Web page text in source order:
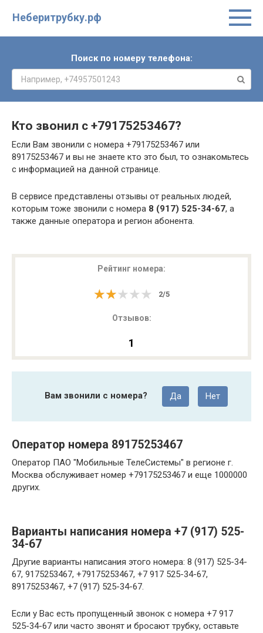
Неберитрубку.рф
Поиск по номеру телефона:
Кто звонил с +79175253467?
Если Вам звонили с номера +79175253467 или
89175253467 и вы не знаете кто это был, то ознакомьтесь
с информацией на данной странице.
В сервисе представлены отзывы от реальных людей,
которым тоже звонили с номера 8 (917) 525-34-67, а
также данные оператора и регион абонента.
Рейтинг номера:
★★★★★
★★★★★ 2/5
Отзывов:
1
Вам звонили с номера? Да Нет
Оператор номера 89175253467
Оператор ПАО "Мобильные ТелеСистемы" в регионе г.
Москва обслуживает номер +79175253467 и еще 1000000
других.
Варианты написания номера +7 (917) 525-
34-67
Другие варианты написания этого номера: 8 (917) 525-34-
67, 9175253467, +79175253467, +7 917 525-34-67,
89175253467, +7 (917) 525-34-67.
Если у Вас есть пропущенный звонок с номера +7 917
525-34-67 или часто звонят и бросают трубку, оставьте